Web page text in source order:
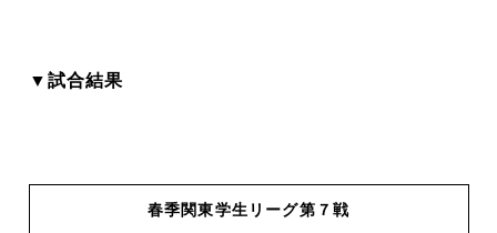
▼試合結果
春季関東学生リーグ第７戦